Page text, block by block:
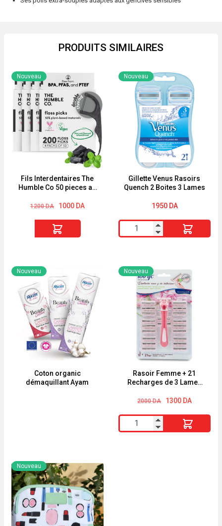
PRODUITS SIMILAIRES
Fils Interdentaires The
Humble Co 50 pieces au
Nouveau
1200DA
Le
initial
1200 DA.
1000 DA
Le
actuel
1000 DA.
Interdentaires
The
Humble
pieces
Menthe
Gillette Venus Rasoirs
Quench 2 Boites 3 Lames
Nouveau
1950 DA
quantité
de
Venus
Rasoirs
Quench
Boites
Coton organic
démaquillant Ayam
Nouveau
Rasoir Femme + 21
Recharges de 3 Lames
Nouveau
2000DA
Le
initial
était :
2000 DA.
1300 DA
Le
actuel
est :
1300 DA.
quantité
de
Nouveau